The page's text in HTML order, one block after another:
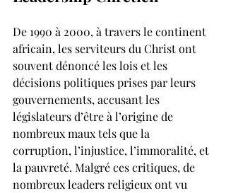
De 1990 à 2000, à travers le continent
africain, les serviteurs du Christ ont
souvent dénoncé les lois et les
décisions politiques prises par leurs
gouvernements, accusant les
législateurs d’être à l’origine de
nombreux maux tels que la
corruption, l’injustice, l’immoralité, et
la pauvreté. Malgré ces critiques, de
nombreux leaders religieux ont vu